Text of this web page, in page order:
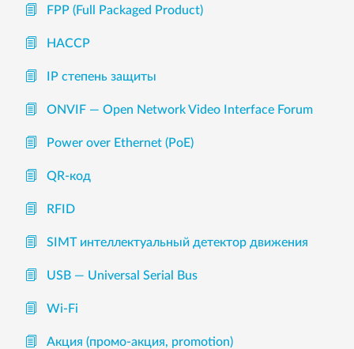
FPP (Full Packaged Product)
HACCP
IP степень защиты
ONVIF — Open Network Video Interface Forum
Power over Ethernet (PoE)
QR-код
RFID
SIMT интеллектуальный детектор движения
USB — Universal Serial Bus
Wi-Fi
Акция (промо-акция, promotion)